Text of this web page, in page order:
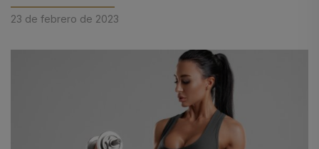
23 de febrero de 2023